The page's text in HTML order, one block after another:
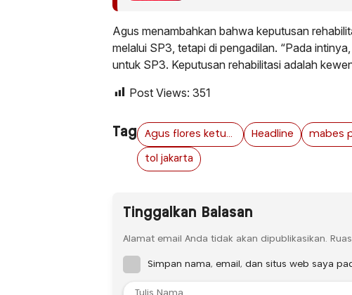
Agus menambahkan bahwa keputusan
melalui SP3, tetapi di pengadilan. “Pada
untuk SP3. Keputusan rehabilitasi adalah
Post Views: 351
Tag Headline mabes
tol jakarta
Tinggalkan Balasan
Alamat email Anda tidak akan dipublikasikan.
Simpan nama, email, dan situs web saya